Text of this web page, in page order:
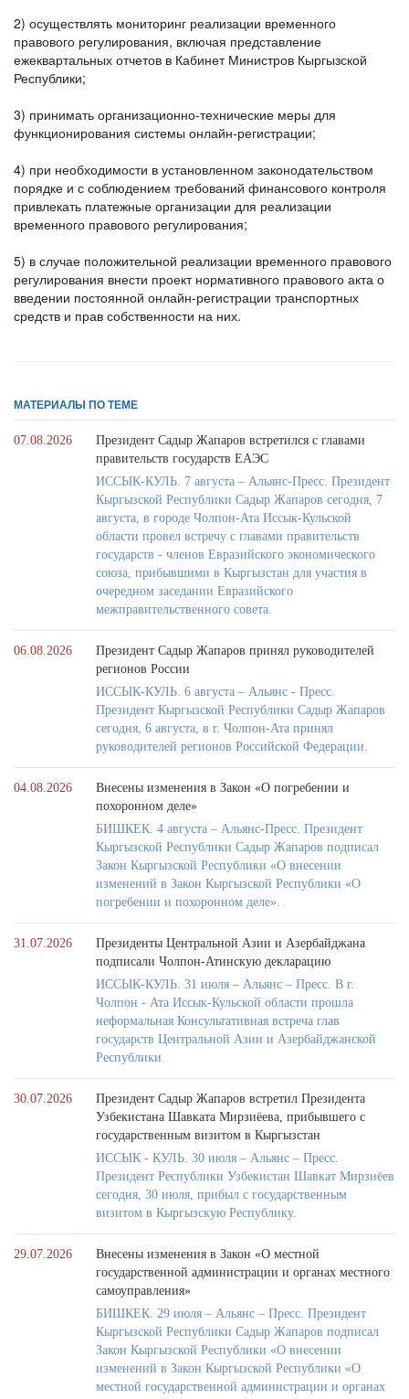
2) осуществлять мониторинг реализации временного
правового регулирования, включая представление
ежеквартальных отчетов в Кабинет Министров Кыргызской
Республики;
3) принимать организационно-технические меры для
функционирования системы онлайн-регистрации;
4) при необходимости в установленном законодательством
порядке и с соблюдением требований финансового контроля
привлекать платежные организации для реализации
временного правового регулирования;
5) в случае положительной реализации временного правового
регулирования внести проект нормативного правового акта о
введении постоянной онлайн-регистрации транспортных
средств и прав собственности на них.
МАТЕРИАЛЫ ПО ТЕМЕ
07.08.2026
Президент Садыр Жапаров встретился с главами
правительств государств ЕАЭС
ИССЫК-КУЛЬ. 7 августа – Альянс-Пресс. Президент
Кыргызской Республики Садыр Жапаров сегодня, 7
августа, в городе Чолпон-Ата Иссык-Кульской
области провел встречу с главами правительств
государств - членов Евразийского экономического
союза, прибывшими в Кыргызстан для участия в
очередном заседании Евразийского
межправительственного совета.
06.08.2026
Президент Садыр Жапаров принял руководителей
регионов России
ИССЫК-КУЛЬ. 6 августа – Альянс - Пресс.
Президент Кыргызской Республики Садыр Жапаров
сегодня, 6 августа, в г. Чолпон-Ата принял
руководителей регионов Российской Федерации.
04.08.2026
Внесены изменения в Закон «О погребении и
похоронном деле»
БИШКЕК. 4 августа – Альянс-Пресс. Президент
Кыргызской Республики Садыр Жапаров подписал
Закон Кыргызской Республики «О внесении
изменений в Закон Кыргызской Республики «О
погребении и похоронном деле».
31.07.2026
Президенты Центральной Азии и Азербайджана
подписали Чолпон-Атинскую декларацию
ИССЫК-КУЛЬ. 31 июля – Альянс – Пресс. В г.
Чолпон - Ата Иссык-Кульской области прошла
неформальная Консультативная встреча глав
государств Центральной Азии и Азербайджанской
Республики.
30.07.2026
Президент Садыр Жапаров встретил Президента
Узбекистана Шавката Мирзиёева, прибывшего с
государственным визитом в Кыргызстан
ИССЫК - КУЛЬ. 30 июля – Альянс – Пресс.
Президент Республики Узбекистан Шавкат Мирзиёев
сегодня, 30 июля, прибыл с государственным
визитом в Кыргызскую Республику.
29.07.2026
Внесены изменения в Закон «О местной
государственной администрации и органах местного
самоуправления»
БИШКЕК. 29 июля – Альянс – Пресс. Президент
Кыргызской Республики Садыр Жапаров подписал
Закон Кыргызской Республики «О внесении
изменений в Закон Кыргызской Республики «О
местной государственной администрации и органах